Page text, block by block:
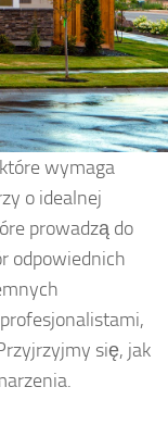
wymaga
o idealnej
prowadzą do
odpowiednich
się, jak